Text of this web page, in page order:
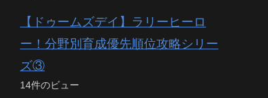
【ドゥームズデイ】ラリーヒーロ
ー！分野別育成優先順位攻略シリー
ズ③
14件のビュー